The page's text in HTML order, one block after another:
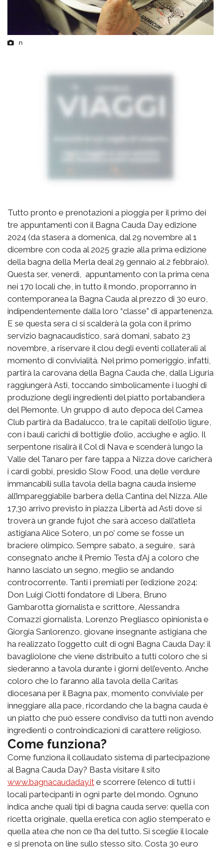
n
Tutto pronto e prenotazioni a pioggia per il primo dei
tre appuntamenti con il Bagna Cauda Day edizione
2024 (da stasera a domenica, dal 29 novembre al 1
dicembre con coda al 2025 grazie alla prima edizione
della bagna della Merla deal 29 gennaio al 2 febbraio).
Questa ser, venerdì, appuntamento con la prima cena
nei 170 locali che, in tutto il mondo, proporranno in
contemporanea la Bagna Cauda al prezzo di 30 euro,
indipendentemente dalla loro “classe” di appartenenza.
E se questa sera ci si scalderà la gola con il primo
servizio bagnacaudistico, sarà domani, sabato 23
novembre, a riservare il clou degli eventi collaterali al
momento di convivialità. Nel primo pomeriggio, infatti,
partirà la carovana della Bagna Cauda che, dalla Liguria
raggiungerà Asti, toccando simbolicamente i luoghi di
produzione degli ingredienti del piatto portabandiera
del Piemonte. Un gruppo di auto d’epoca del Camea
Club partirà da Badalucco, tra le capitali dell’olio ligure,
con i bauli carichi di bottiglie d’olio, acciughe e aglio. Il
serpentone risalirà il Col di Nava e scenderà lungo la
Valle del Tanaro per fare tappa a Nizza dove caricherà
i cardi gobbi, presidio Slow Food, una delle verdure
immancabili sulla tavola della bagna cauda insieme
all’impareggiabile barbera della Cantina del Nizza. Alle
17,30 arrivo previsto in piazza Libertà ad Asti dove si
troverà un grande fujot che sarà acceso dall’atleta
astigiana Alice Sotero, un po’ come se fosse un
braciere olimpico. Sempre sabato, a seguire, sarà
consegnato anche il Premio Testa d’Aj a coloro che
hanno lasciato un segno, meglio se andando
controcorrente. Tanti i premiati per l’edizione 2024:
Don Luigi Ciotti fondatore di Libera, Bruno
Gambarotta giornalista e scrittore, Alessandra
Comazzi giornalista, Lorenzo Pregliasco opinionista e
Giorgia Sanlorenzo, giovane insegnante astigiana che
ha realizzato l’oggetto cult di ogni Bagna Cauda Day: il
bavagliolone che viene distribuito a tutti coloro che si
siederanno a tavola durante i giorni dell’evento. Anche
coloro che lo faranno alla tavola della Caritas
diocesana per il Bagna pax, momento conviviale per
inneggiare alla pace, ricordando che la bagna cauda è
un piatto che può essere condiviso da tutti non avendo
ingredienti o controindicazioni di carattere religioso.
Come funziona?
Come funziona il collaudato sistema di partecipazione
al Bagna Cauda Day? Basta visitare il sito
www.bagnacaudaday.it e scorrere l’elenco di tutti i
locali partecipanti in ogni parte del mondo. Ognuno
indica anche quali tipi di bagna cauda serve: quella con
ricetta originale, quella eretica con aglio stemperato e
quella atea che non ce l’ha del tutto. Si sceglie il locale
e si prenota on line sullo stesso sito. Costa 30 euro